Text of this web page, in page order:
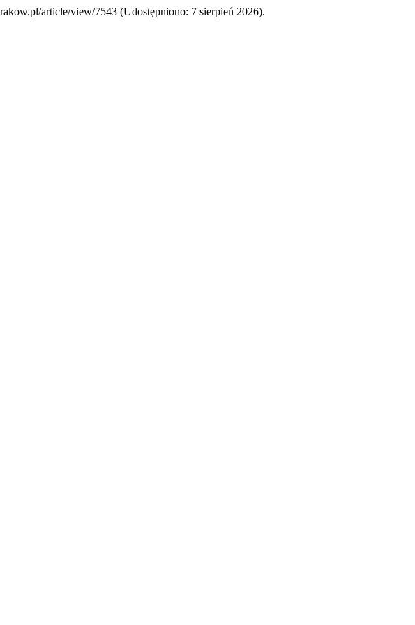
article/view/7543 (Udostępniono: 7 sierpień 2026).